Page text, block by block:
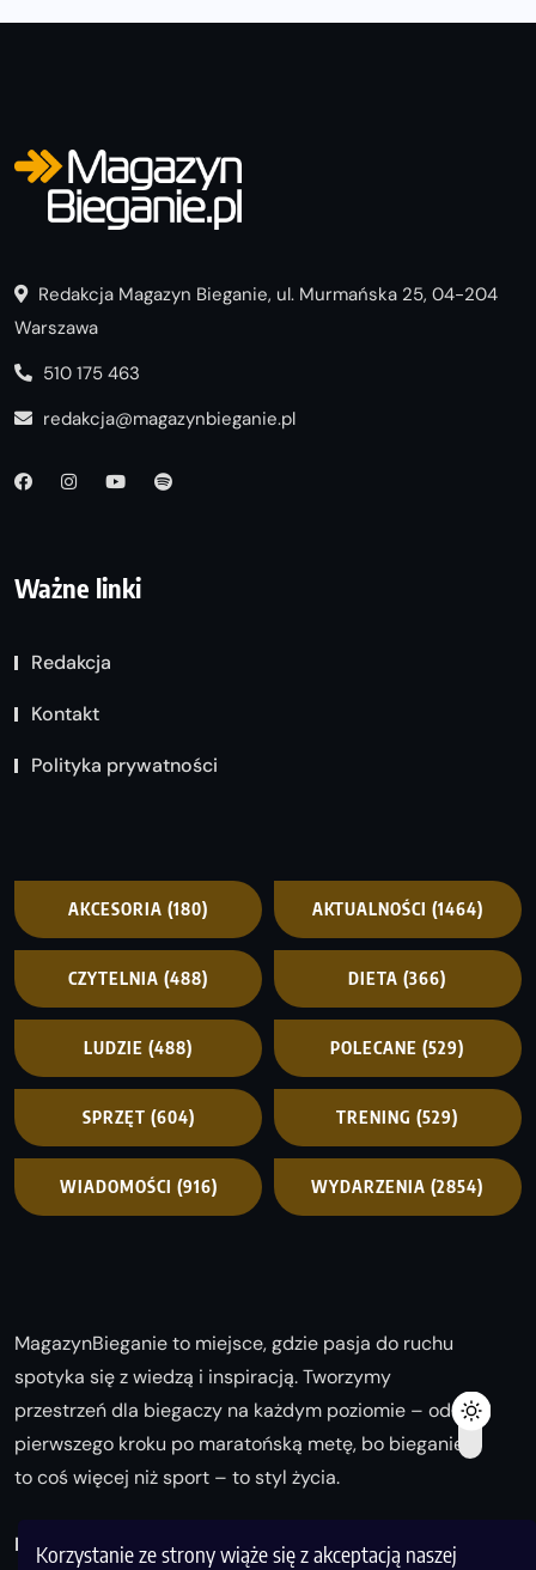
Korzystanie ze strony wiąże się z akceptacją naszej
Redakcja Magazyn Bieganie, ul. Murmańska 25, 04-204
Warszawa
510 175 463
redakcja@magazynbieganie.pl
Ważne linki
Redakcja
Kontakt
Polityka prywatności
AKCESORIA (180) AKTUALNOŚCI (1464)
CZYTELNIA (488) DIETA (366)
LUDZIE (488) POLECANE (529)
SPRZĘT (604) TRENING (529)
WIADOMOŚCI (916) WYDARZENIA (2854)
MagazynBieganie to miejsce, gdzie pasja do ruchu
spotyka się z wiedzą i inspiracją. Tworzymy
przestrzeń dla biegaczy na każdym poziomie – od
pierwszego kroku po maratońską metę, bo bieganie
to coś więcej niż sport – to styl życia.
Biegaj z nami i odkrywaj swoją najlepszą wersję!